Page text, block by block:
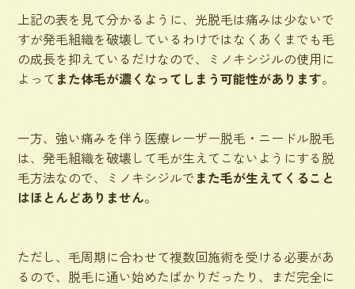
上記の表を見て分かるように、 光脱毛は痛みは少ないで
すが発毛組織を破壊しているわけではなくあくまでも毛
の成長を抑えているだけなので、ミノキシジルの使用に
よって また体毛が濃くなってしまう可能性があります。
一方、強い痛みを伴う 医療レーザー脱毛・ニードル脱毛
は、発毛組織を破壊して毛が生えてこないようにする脱
毛方法なので、ミノキシジルでまた毛が生えてくること
はほとんどありません。
ただし、毛周期に合わせて複数回施術を受ける必要があ
るので、脱毛に通い始めたばかりだったり、まだ完全に